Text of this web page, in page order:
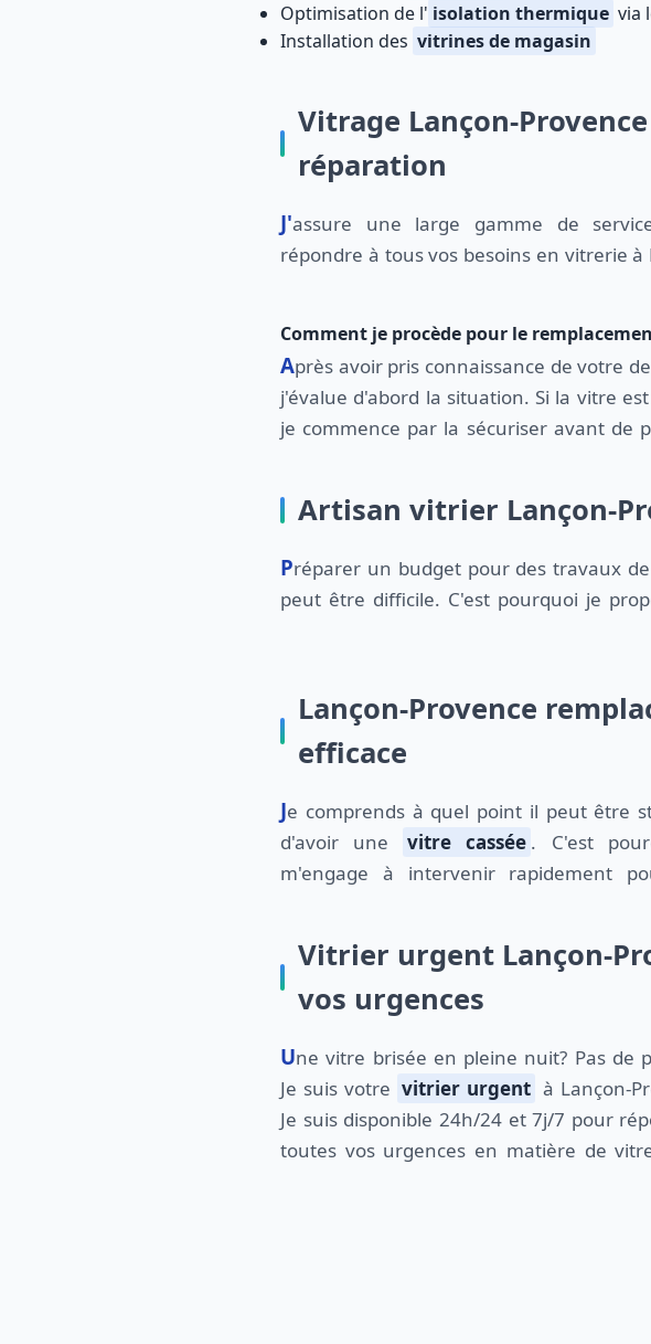
Optimisation de l' isolation thermique via
Installation des vitrines de magasin
Vitrage Lançon-
réparation
J'assure une large gamme de services pour
répondre à tous vos besoins en vitrerie à
Comment je procède pour le
Après avoir pris connaissance de votre demande,
j'évalue d'abord la situation. Si la vitre est
je commence par la sécuriser avant de
Artisan vitrier Lançon-
Préparer un budget pour des travaux de vitrerie
peut être difficile. C'est pourquoi je
Lançon-Provence
efficace
Je comprends à quel point il peut être stressant
d'avoir une vitre cassée . C'est
m'engage à intervenir rapidement
Vitrier urgent Lançon-
vos urgences
Une vitre brisée en pleine nuit? Pas de panique!
Je suis votre vitrier urgent à Lançon-
Je suis disponible 24h/24 et 7j/7 pour
toutes vos urgences en matière de